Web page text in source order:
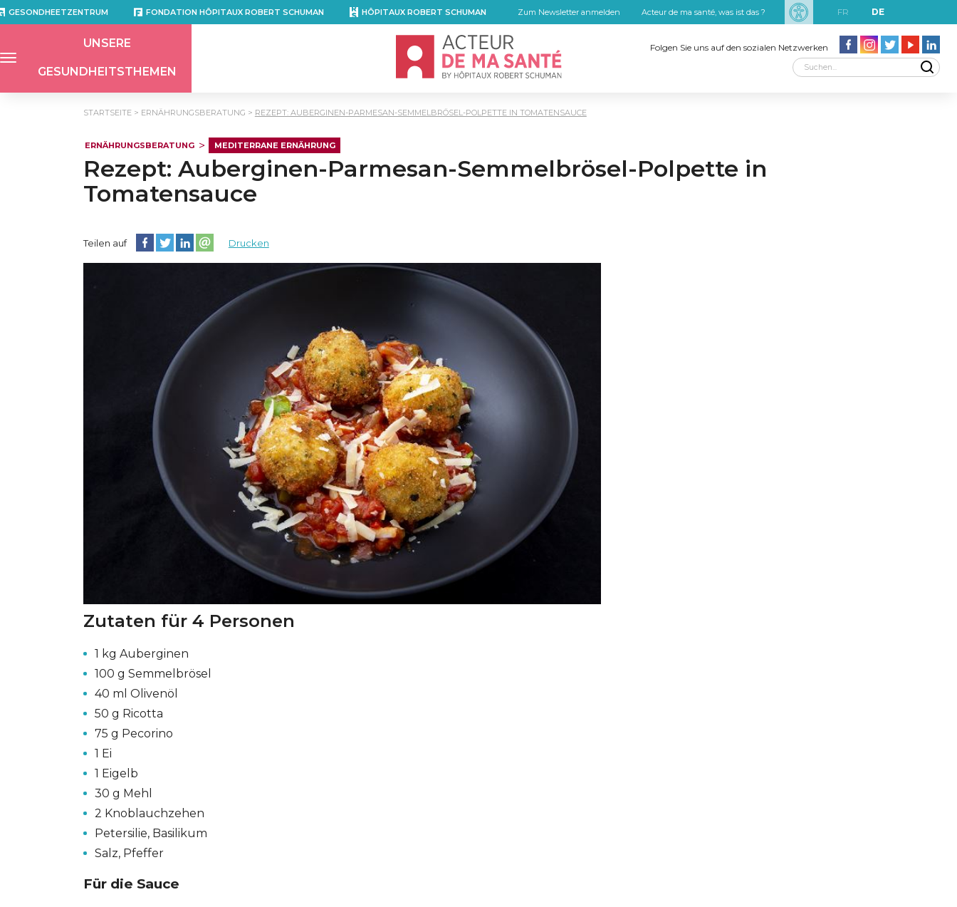
GESONDHEETZENTRUM FONDATION HÔPITAUX ROBERT SCHUMAN HÔPITAUX ROBERT SCHUMAN Zum Newsletter anmelden Acteur de ma santé, was ist das ? FR DE
UNSERE
GESUNDHEITSTHEMEN
Accueil - Acteur de ma santé, by HôpitauxRobert SchumanFolgen Sie uns auf den sozialen Netzwerken
STARTSEITE ERNÄHRUNGSBERATUNG REZEPT: AUBERGINEN-PARMESAN-SEMMELBRÖSEL-POLPETTE IN TOMATENSAUCE
ERNÄHRUNGSBERATUNG MEDITERRANE ERNÄHRUNG
Rezept: Auberginen-Parmesan-Semmelbrösel-Polpette in
Tomatensauce
Teilen auf Diese Seite auf Facebook teilen
Diese Seite auf Twitter teilen
Diese Seite auf LinkedIn teilen
Partager cette page sur email
Drucken
Zutaten für 4 Personen
1 kg Auberginen
100 g Semmelbrösel
40 ml Olivenöl
50 g Ricotta
75 g Pecorino
1 Ei
1 Eigelb
30 g Mehl
2 Knoblauchzehen
Petersilie, Basilikum
Salz, Pfeffer
Für die Sauce